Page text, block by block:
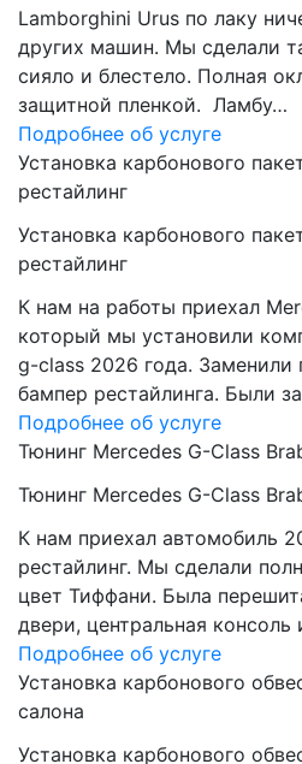
Lamborghini Urus по лаку
других машин. Мы сделали
сияло и блестело. Полная
защитной пленкой. Ламбу…
Подробнее об услуге
Установка карбонового
рестайлинг
Установка карбонового
рестайлинг
К нам на работы приехал
который мы установили
g-class 2026 года. Заменили
бампер рестайлинга. Были
Подробнее об услуге
Тюнинг Mercedes G-Class
Тюнинг Mercedes G-Class
К нам приехал автомобиль
рестайлинг. Мы сделали
цвет Тиффани. Была
двери, центральная консоль
Подробнее об услуге
Установка карбонового
салона
Установка карбонового